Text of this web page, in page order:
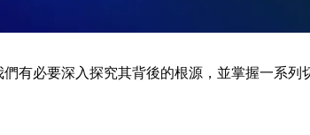
有必要深入探究其背後的根源，並掌握一系列